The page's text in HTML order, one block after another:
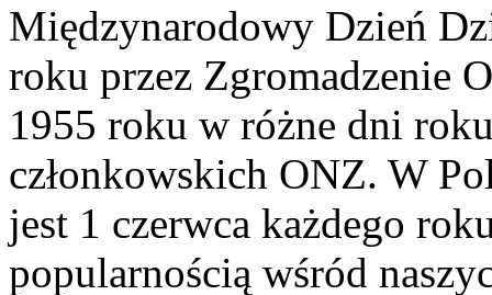
Międzynarodowy Dzień
roku przez Zgromadzenie
1955 roku w różne dni
członkowskich ONZ. W
jest 1 czerwca każdego
popularnością wśród